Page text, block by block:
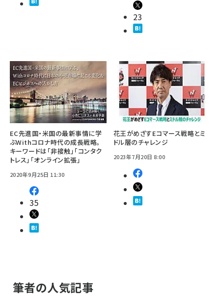
23
EC先進国・米国の最新事情に学
ぶWithコロナ時代の成長戦略。
キーワードは「非接触」「コンタク
トレス」「オンライン拡張」
2020年9月25日 11:30
35
花王がめざすEコマース戦略とミ
ドル層のチャレンジ
2023年7月20日 8:00
筆者の人気記事